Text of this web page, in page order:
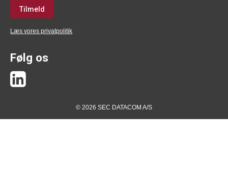
Tilmeld
Læs vores privatpolitik
Følg os
© 2026 SEC DATACOM A/S